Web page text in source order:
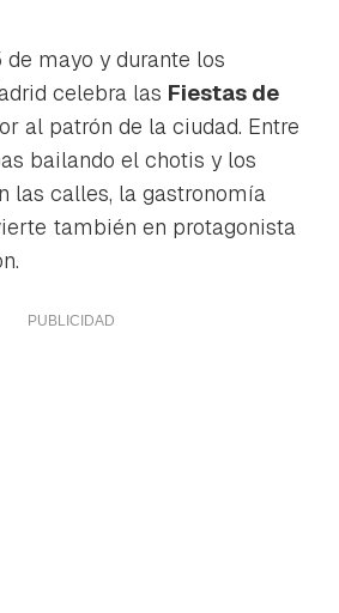
mayo y durante los
celebra las Fiestas de
al patrón de la ciudad. Entre
bailando el chotis y los
las calles, la gastronomía
también en protagonista